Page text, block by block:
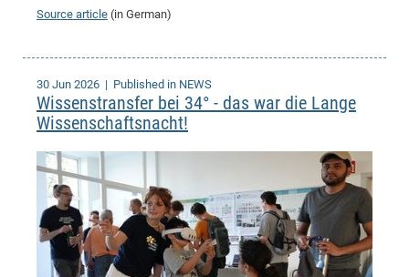
Source article (in German)
30 Jun 2026 | Published in NEWS
Wissenstransfer bei 34° - das war die Lange
Wissenschaftsnacht!